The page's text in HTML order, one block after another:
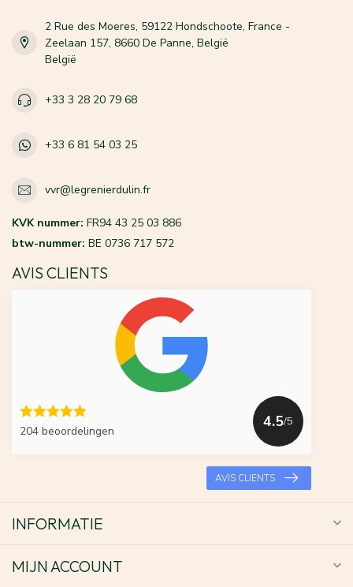
2 Rue des Moeres, 59122 Hondschoote, France -
Zeelaan 157, 8660 De Panne, België
België
+33 3 28 20 79 68
+33 6 81 54 03 25
vvr@legrenierdulin.fr
KVK nummer: FR94 43 25 03 886
btw-nummer: BE 0736 717 572
AVIS CLIENTS
204 beoordelingen
4.5/5
AVIS CLIENTS
INFORMATIE
MIJN ACCOUNT